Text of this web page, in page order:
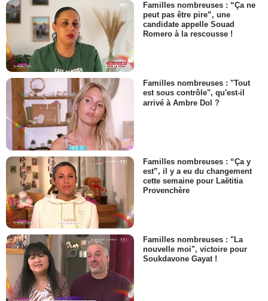
Familles nombreuses : “Ça ne
peut pas être pire”, une
candidate appelle Souad
Romero à la rescousse !
Familles nombreuses : "Tout
est sous contrôle", qu'est-il
arrivé à Ambre Dol ?
Familles nombreuses : “Ça y
est”, il y a eu du changement
cette semaine pour Laëtitia
Provenchère
Familles nombreuses : "La
nouvelle moi", victoire pour
Soukdavone Gayat !